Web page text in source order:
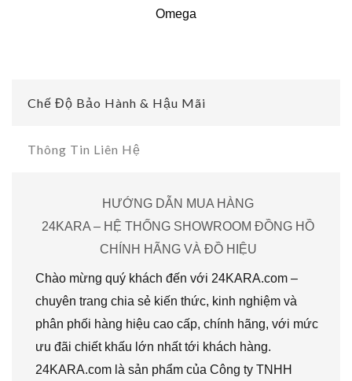
Omega
Chế Độ Bảo Hành & Hậu Mãi
Thông Tin Liên Hệ
HƯỚNG DẪN MUA HÀNG
24KARA – HỆ THỐNG SHOWROOM ĐỒNG HỒ
CHÍNH HÃNG VÀ ĐỒ HIỆU
Chào mừng quý khách đến với 24KARA.com –
chuyên trang chia sẻ kiến thức, kinh nghiệm và
phân phối hàng hiệu cao cấp, chính hãng, với mức
ưu đãi chiết khấu lớn nhất tới khách hàng.
24KARA.com là sản phẩm của Công ty TNHH